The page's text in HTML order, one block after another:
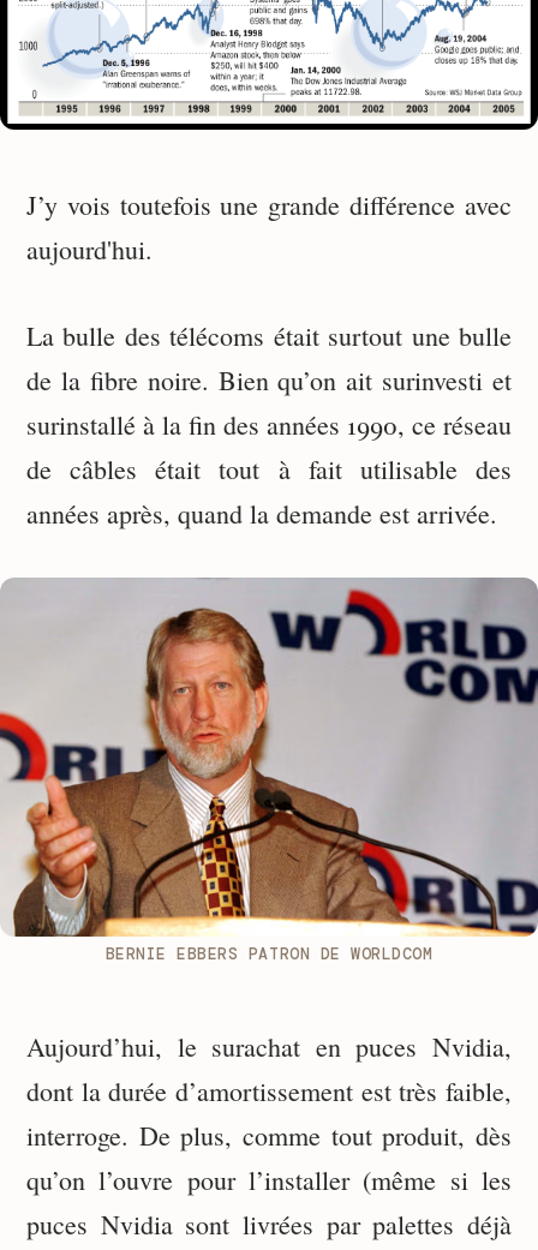
J’y vois toutefois une grande différence avec
aujourd'hui.
La bulle des télécoms était surtout une bulle
de la fibre noire. Bien qu’on ait surinvesti et
surinstallé à la fin des années 1990, ce réseau
de câbles était tout à fait utilisable des
années après, quand la demande est arrivée.
BERNIE EBBERS PATRON DE WORLDCOM
Aujourd’hui, le surachat en puces Nvidia,
dont la durée d’amortissement est très faible,
interroge. De plus, comme tout produit, dès
qu’on l’ouvre pour l’installer (même si les
puces Nvidia sont livrées par palettes déjà